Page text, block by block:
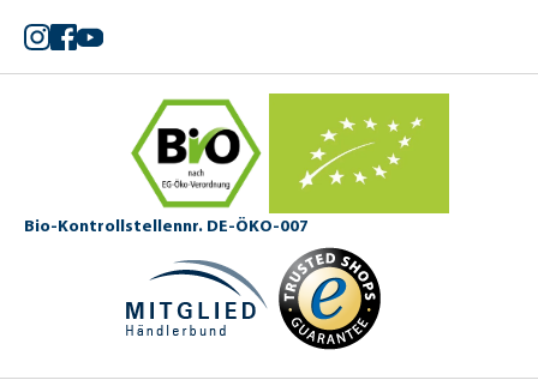
Instagram
Facebook
YouTube
Bio-Kontrollstellennr. DE-ÖKO-007